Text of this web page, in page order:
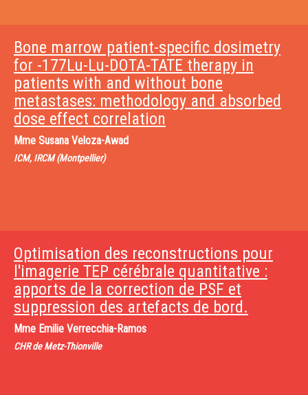
Bone marrow patient-specific dosimetry
for -177Lu-Lu-DOTA-TATE therapy in
patients with and without bone
metastases: methodology and absorbed
dose effect correlation
Mme Susana Veloza-Awad
ICM, IRCM (Montpellier)
Optimisation des reconstructions pour
l'imagerie TEP cérébrale quantitative :
apports de la correction de PSF et
suppression des artefacts de bord.
Mme Emilie Verrecchia-Ramos
CHR de Metz-Thionville